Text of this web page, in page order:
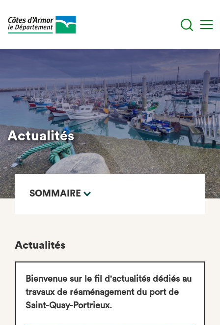
principal
Actualités
SOMMAIRE
Actualités
Bienvenue sur le fil d'actualités dédiés au
travaux de réaménagement du port de
Saint-Quay-Portrieux.